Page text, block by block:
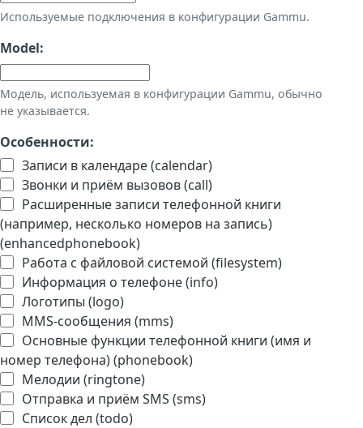
Используемые подключения в конфигурации Gammu.
Model:
Модель, используемая в конфигурации Gammu, обычно
не указывается.
Особенности:
Записи в календаре (calendar)
Звонки и приём вызовов (call)
Расширенные записи телефонной книги
(например, несколько номеров на запись)
(enhancedphonebook)
Работа с файловой системой (filesystem)
Информация о телефоне (info)
Логотипы (logo)
MMS-сообщения (mms)
Основные функции телефонной книги (имя и
номер телефона) (phonebook)
Мелодии (ringtone)
Отправка и приём SMS (sms)
Список дел (todo)